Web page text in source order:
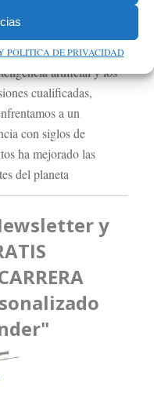
POLITICA DE PRIVACIDAD
sobre cómo los
trabajo a los taxistas,
artificial y los
cualificadas,
a un
con siglos de
ha mejorado las
del planeta